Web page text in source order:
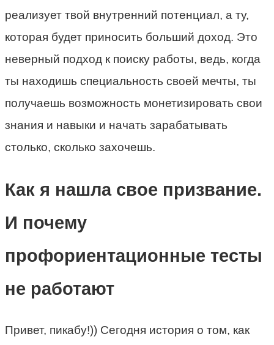
реализует твой внутренний потенциал, а ту,
которая будет приносить больший доход. Это
неверный подход к поиску работы, ведь, когда
ты находишь специальность своей мечты, ты
получаешь возможность монетизировать свои
знания и навыки и начать зарабатывать
столько, сколько захочешь.
Как я нашла свое призвание.
И почему
профориентационные тесты
не работают
Привет, пикабу!)) Сегодня история о том, как